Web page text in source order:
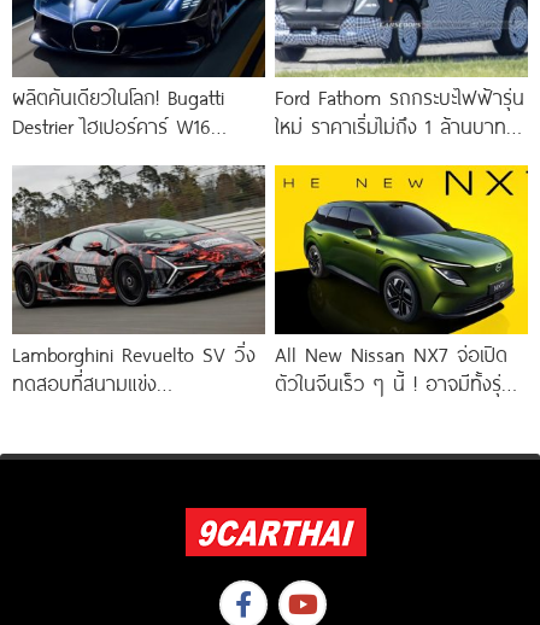
ผลิตคันเดียวในโลก! Bugatti
Destrier ไฮเปอร์คาร์ W16
จากรถแข่ง Bugatti
Ford Fathom รถกระบะไฟฟ้ารุ่น
ใหม่ ราคาเริ่มไม่ถึง 1 ล้านบาท !
Lamborghini Revuelto SV วิ่ง
ทดสอบที่สนามแข่ง
All New Nissan NX7 จ่อเปิด
ตัวในจีนเร็ว ๆ นี้ ! อาจมีทั้งรุ่น